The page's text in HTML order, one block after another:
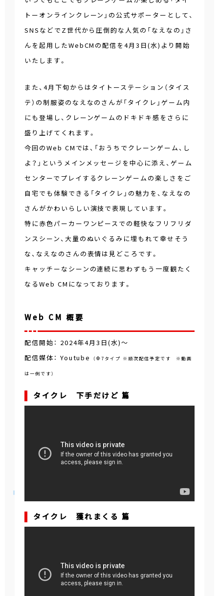
トーオンラインクレーン」の公式サポーターとして、
SNSなどでZ世代から圧倒的な人気の「なえなの」さ
んを起用したWebCMの配信を4月3日(水)より開始
いたします。
また、4月下旬からはタイトーステーション（タイス
テ）の制服姿のなえなのさんが「タイクレ」ゲーム内
にも登場し、クレーンゲームのドキドキ感をさらに
盛り上げてくれます。
今回のWeb CMでは、「おうちでクレーンゲーム、し
よ？」というメインメッセージを中心に添え、ゲーム
センターでプレイするクレーンゲームの楽しさをご
自宅でも体験できる「タイクレ」の魅力を、なえなの
さんがかわいらしい演技で表現しています。
特に赤色パーカーワンピースでの軽快なフリフリダ
ンスシーン、大量のぬいぐるみに埋もれて幸せそう
な、なえなのさんの表情は見どころです。
キャッチーなシーンの連続に思わずもう一度観たく
なるWeb CMになっております。
Web CM 概要
配信開始： 2024年4月3日(水)～
配信媒体： Youtube
（全7タイプ ※順次配信予定です ※動画
は一例です）
タイクレ 下手だけど 篇
タイクレ 獲れまくる 篇